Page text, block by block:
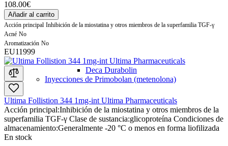
Deca Durabolin
Inyecciones de Primobolan (metenolona)
108.00€
Añadir al carrito
Acción principal Inhibición de la miostatina y otros miembros de la superfamilia TGF-γ
Acné No
Aromatización No
EU11999
Ultima Follistion 344 1mg-int Ultima Pharmaceuticals
Acción principal:Inhibición de la miostatina y otros miembros de la
superfamilia TGF-γ Clase de sustancia:glicoproteína Condiciones de
almacenamiento:Generalmente -20 °C o menos en forma liofilizada
En stock